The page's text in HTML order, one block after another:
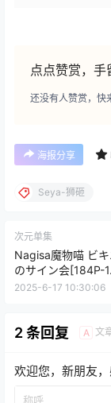
点点赞赏，手
还没有人赞赏，快
海报分享
Seya-狮砸
次元单集
Nagisa魔物喵 ビ
のサイン会[184P-
2025-6-17 10:30:06
2 条回复 A 文
欢迎您，新朋友，